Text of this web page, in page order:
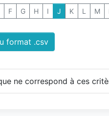
F G H I J K L M
format .csv
ne correspond à ces